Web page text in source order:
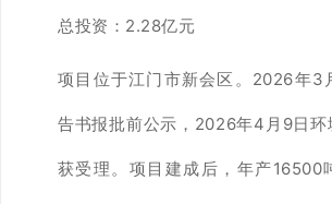
总投资：2.28亿元
项目位于江门市新会区。2026年3
告书报批前公示，2026年4月9日环
获受理。项目建成后，年产16500